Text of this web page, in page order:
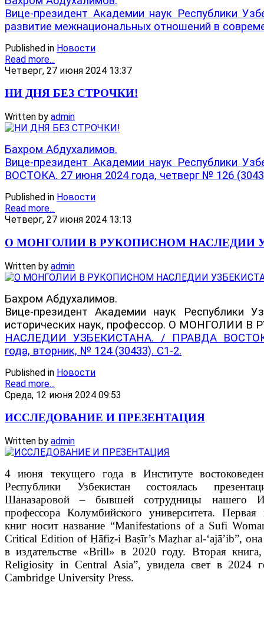
Вице-президент Академии наук Республики
развитие межнациональных отношений в
Published in Новости
Read more...
Четверг, 27 июня 2024 13:37
НИ ДНЯ БЕЗ СТРОЧКИ!
Written by admin
Бахром Абдухалимов.
Вице-президент Академии наук Республики
ВОСТОКА. 27 июня 2024 года, четверг № 126
Published in Новости
Read more...
Четверг, 27 июня 2024 13:13
О МОНГОЛИИ В РУКОПИСНОМ НАСЛЕДИИ
Written by admin
⁨Бахром Абдухалимов.
Вице-президент Академии наук Республики
исторических наук, профессор. О МОНГОЛИИ
НАСЛЕДИИ УЗБЕКИСТАНА. / ПРАВДА
года, вторник, № 124 (30433). С1-2.
Published in Новости
Read more...
Среда, 12 июня 2024 09:53
ИССЛЕДОВАНИE И ПРЕЗЕНТАЦИЯ
Written by admin
4 июня текущего года в Институте
Республики Узбекистан состоялась
Шаназаровой – бывшей сотрудницы нашего
профессора Колумбийского университета. Первая
книг носит название “Manifestations of a Sufi
Critical Edition of Ḥāfiẓ-i Baṣīr’s Maẓhar al-ʻajā’ib”,
в издательстве «Brill» в 2020 году. Вторая книга,
Religiosity in Central Asia”, увидела свет в 2024
Cambridge University Press.